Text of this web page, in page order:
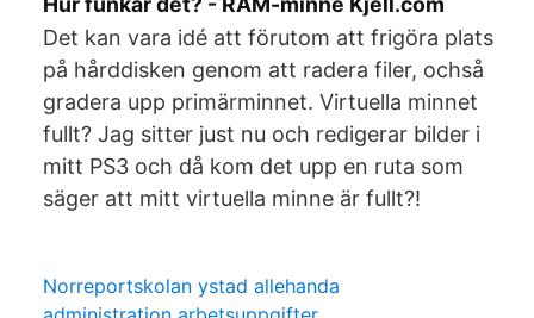
Det kan vara idé att förutom att frigöra plats
på hårddisken genom att radera filer, ochså
gradera upp primärminnet. Virtuella minnet
fullt? Jag sitter just nu och redigerar bilder i
mitt PS3 och då kom det upp en ruta som
säger att mitt virtuella minne är fullt?!
Norreportskolan ystad allehanda